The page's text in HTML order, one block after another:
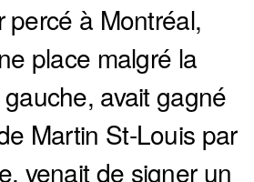
percé à Montréal,
place malgré la
avait gagné
Martin St-Louis par
venait de signer un